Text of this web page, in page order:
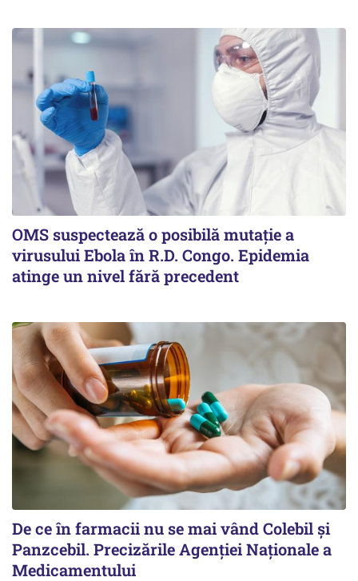
OMS suspectează o posibilă mutație a
virusului Ebola în R.D. Congo. Epidemia
atinge un nivel fără precedent
De ce în farmacii nu se mai vând Colebil și
Panzcebil. Precizările Agenției Naționale a
Medicamentului